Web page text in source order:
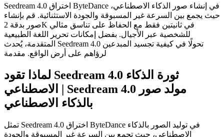
Seedream 4.0 اختراق ByteDance في إنشاء صور الذكاء الاصطناعي،
حيث يجمع بين السرعة غير المسبوقة والجودة الاستثنائية. قم بإنشاء
صور بدقة 2K في ثانيتين فقط مع الحفاظ على تناسق مثالي
للشخصية عبر الأجيال. بفضل إمكانات تحرير اللغة الطبيعية
المتقدمة، يُحدث Seedream 4.0 تحولًا في كيفية تجسيد المبدعين
لرؤاهم على أرض الواقع. مقدمة
لماذا تقود Seedream 4.0 ثورة الذكاء
الاصطناعي | Seedream 4.0 مولد صور
بالذكاء الاصطناعي
تمثل Seedream 4.0 اختراق ByteDance في توليد الصور بالذكاء
الاصطناعي، حيث تجمع بين السرعة غير المسبوقة والجودة